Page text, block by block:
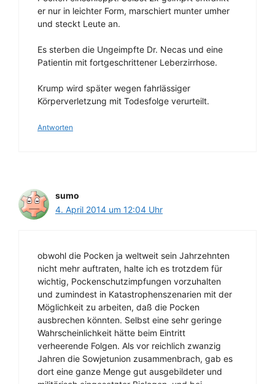
er nur in leichter Form, marschiert munter umher
und steckt Leute an.
Es sterben die Ungeimpfte Dr. Necas und eine
Patientin mit fortgeschrittener Leberzirrhose.
Krump wird später wegen fahrlässiger
Körperverletzung mit Todesfolge verurteilt.
Antworten
sumo
4. April 2014 um 12:04 Uhr
obwohl die Pocken ja weltweit sein Jahrzehnten
nicht mehr auftraten, halte ich es trotzdem für
wichtig, Pockenschutzimpfungen vorzuhalten
und zumindest in Katastrophenszenarien mit der
Möglichkeit zu arbeiten, daß die Pocken
ausbrechen könnten. Selbst eine sehr geringe
Wahrscheinlichkeit hätte beim Eintritt
verheerende Folgen. Als vor reichlich zwanzig
Jahren die Sowjetunion zusammenbrach, gab es
dort eine ganze Menge gut ausgebildeter und